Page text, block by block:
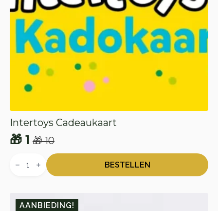
Intertoys Cadeaukaart
🎁10
Oorspronkelijke
prijs
🎁 1
Huidige
prijs
Cadeaukaart
BESTELLEN
AANBIEDING!